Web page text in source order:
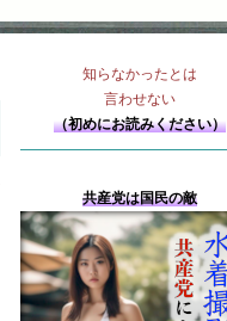
知らなかったとは
言わせない
（初めにお読みください）
共産党は国民の敵